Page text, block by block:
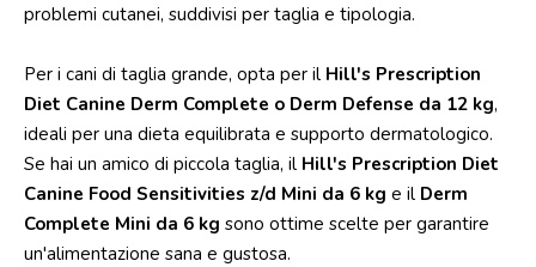
Punti
vendita
Blog
e
news
problemi cutanei, suddivisi per taglia e tipologia.
Per i cani di taglia grande, opta per il Hill's Prescription
Diet Canine Derm Complete o Derm Defense da 12 kg,
ideali per una dieta equilibrata e supporto dermatologico.
Se hai un amico di piccola taglia, il Hill's Prescription Diet
Canine Food Sensitivities z/d Mini da 6 kg e il Derm
Complete Mini da 6 kg sono ottime scelte per garantire
un'alimentazione sana e gustosa.